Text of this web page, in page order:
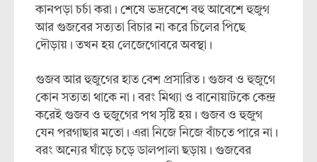
কানপড়া চর্চা করা। শেষে ভদ্রবেশে বহু আবেশে হুজুগ
আর গুজবের সত্যতা বিচার না করে চিলের পিছে
দৌড়ায়। তখন হয় লেজেগোবরে অবস্থা।
গুজব আর হুজুগের হাত বেশ প্রসারিত। গুজব ও হুজুগে
কোন সত্যতা থাকে না। বরং মিথ্যা ও বানোয়াটকে কেন্দ্র
করেই গুজব ও হুজুগের পথ সৃষ্টি হয়। গুজব ও হুজুগ
যেন পরগাছার মতো। এরা নিজে নিজে বাঁচতে পারে না।
বরং অন্যের ঘাঁড়ে চড়ে ডালপালা ছড়ায়। গুজবের